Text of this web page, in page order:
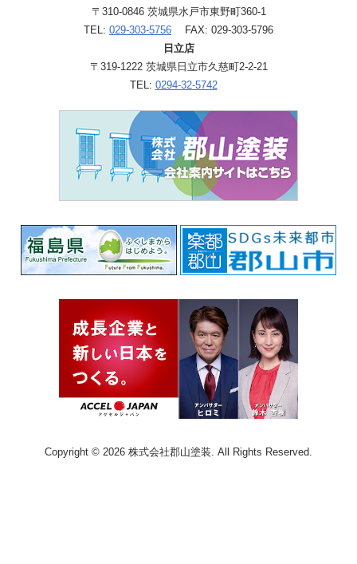
〒310-0846 茨城県水戸市東野町360-1
TEL: 029-303-5756 FAX: 029-303-5796
日立店
〒319-1222 茨城県日立市久慈町2-2-21
TEL: 0294-32-5742
Copyright © 2026 株式会社郡山塗装. All Rights Reserved.